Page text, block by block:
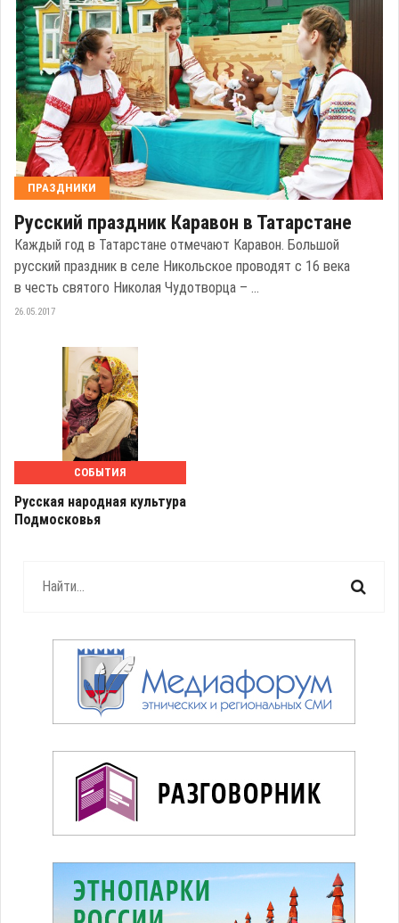
ПРАЗДНИКИ
Русский праздник Каравон в Татарстане
Каждый год в Татарстане отмечают Каравон. Большой
русский праздник в селе Никольское проводят с 16 века
в честь святого Николая Чудотворца – ...
26.05.2017
СОБЫТИЯ
Русская народная культура
Подмосковья